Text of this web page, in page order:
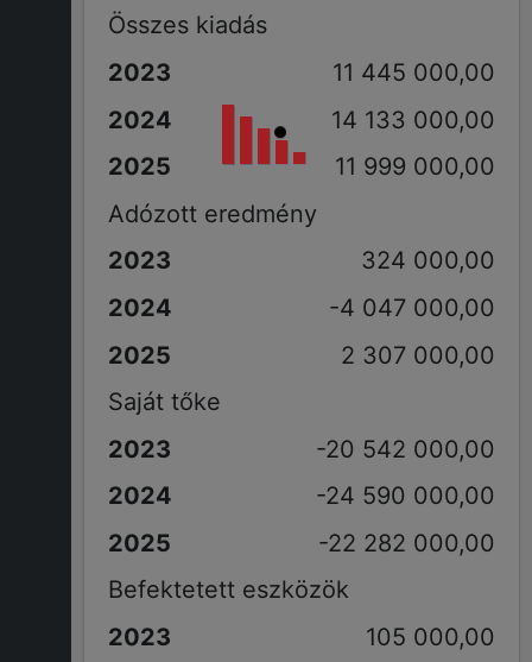
Összes kiadás
11 445 000,00
14 133 000,00
11 999 000,00
Adózott eredmény
324 000,00
-4 047 000,00
2 307 000,00
Saját tőke
-20 542 000,00
-24 590 000,00
-22 282 000,00
Befektetett eszközök
105 000,00